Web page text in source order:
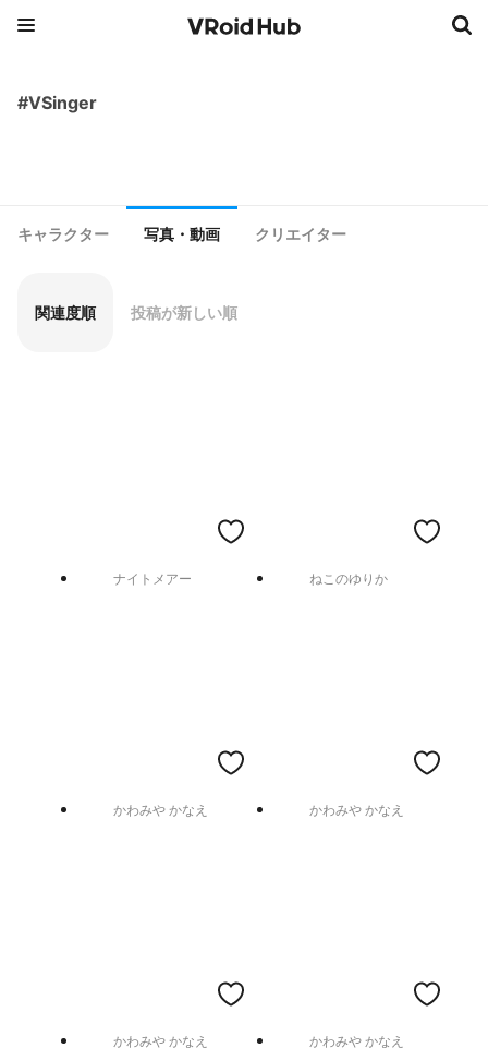
#VSinger
キャラクター 写真・動画 クリエイター
関連度順 投稿が新しい順
ナイトメアー ねこのゆりか
かわみや かなえ かわみや かなえ
かわみや かなえ かわみや かなえ